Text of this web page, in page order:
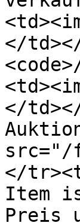
</
</
src="/
</
Item
Preis